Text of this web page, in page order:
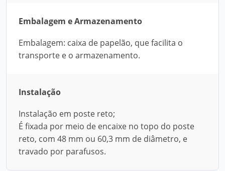
Embalagem e Armazenamento
Embalagem: caixa de papelão, que facilita o
transporte e o armazenamento.
Instalação
Instalação em poste reto;
É fixada por meio de encaixe no topo do poste
reto, com 48 mm ou 60,3 mm de diâmetro, e
travado por parafusos.